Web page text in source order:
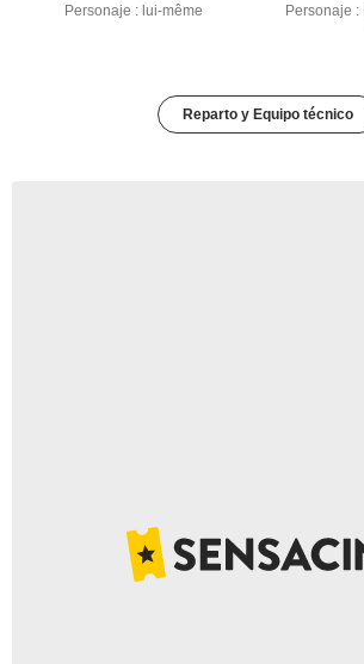
Personaje : lui-même
Personaje
Reparto y Equipo técnico